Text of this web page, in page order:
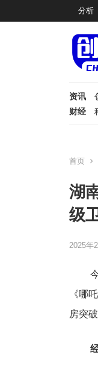
分析
资讯
财经
首页
湖
级
2025年
《哪
房突